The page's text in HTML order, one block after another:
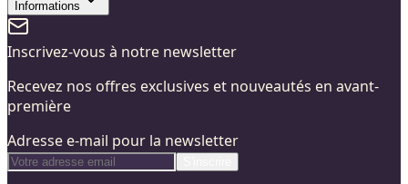
Informations
Inscrivez-vous à notre newsletter
Recevez nos offres exclusives et nouveautés en avant-
première
Adresse e-mail pour la newsletter